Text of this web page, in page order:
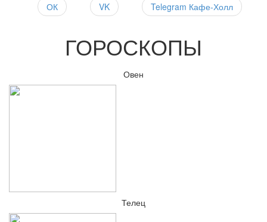
ОК VK Telegram Кафе-Холл
ГОРОСКОПЫ
Овен
Телец